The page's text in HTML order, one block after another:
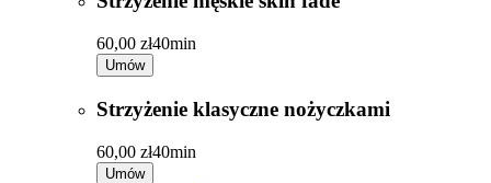
60,00 zł40min
Umów
Strzyżenie klasyczne nożyczkami
60,00 zł40min
Umów